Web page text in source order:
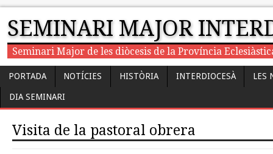
SEMINARI MAJOR
Seminari Major de les diòcesis de la Província
PORTADA NOTÍCIES HISTÒRIA INTERDIOCESÀ LES
DIA SEMINARI
Visita de la pastoral obrera